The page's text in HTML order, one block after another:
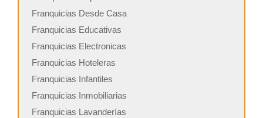
Franquicias Desde Casa
Franquicias Educativas
Franquicias Electronicas
Franquicias Hoteleras
Franquicias Infantiles
Franquicias Inmobiliarias
Franquicias Lavanderías